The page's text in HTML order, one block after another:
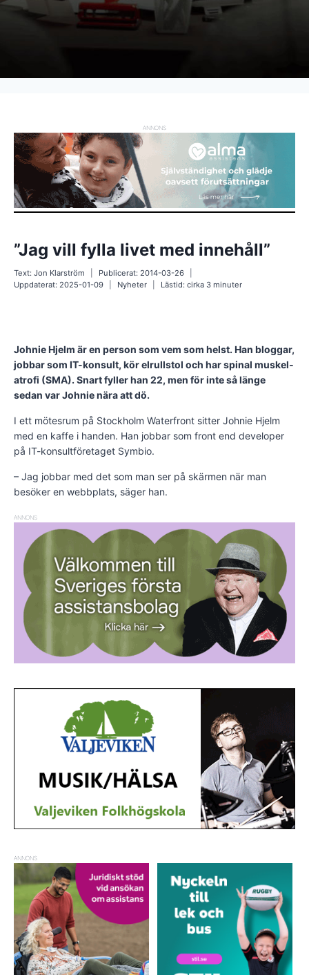
ANNONS
”Jag vill fylla livet med innehåll”
Text: Jon Klarström Publicerat: 2014-03-26
Uppdaterat: 2025-01-09 Nyheter Lästid: cirka 3minuter
Johnie Hjelm är en person som vem som helst. Han bloggar,
jobbar som IT-konsult, kör elrullstol och har spinal muskel­
atrofi (SMA). Snart fyller han 22, men för inte så länge
sedan var Johnie nära att dö.
I ett mötesrum på Stockholm Water­front sitter Johnie Hjelm
med en kaffe i handen. Han jobbar som front end developer
på IT-konsultföretaget Symbio.
– Jag jobbar med det som man ser på skärmen när man
besöker en webbplats, säger han.
ANNONS
ANNONS